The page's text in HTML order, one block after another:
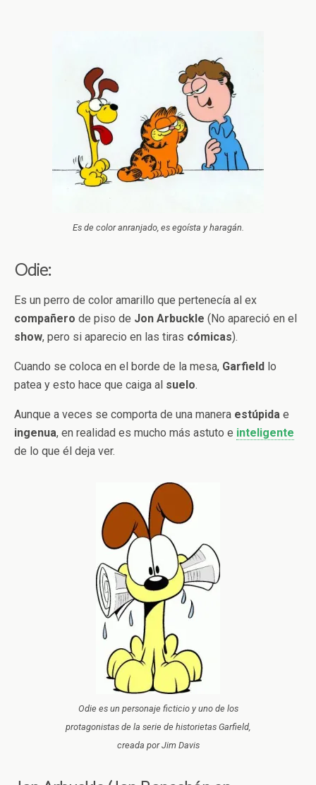
Es de color anranjado, es egoísta y haragán.
Odie:
Es un perro de color amarillo que pertenecía al ex
compañero de piso de Jon Arbuckle (No apareció en el
show, pero si aparecio en las tiras cómicas).
Cuando se coloca en el borde de la mesa, Garfield lo
patea y esto hace que caiga al suelo.
Aunque a veces se comporta de una manera estúpida e
ingenua, en realidad es mucho más astuto e inteligente
de lo que él deja ver.
Odie es un personaje ficticio y uno de los
protagonistas de la serie de historietas Garfield,
creada por Jim Davis